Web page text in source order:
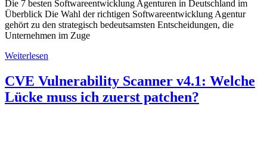
Die 7 besten Softwareentwicklung Agenturen in Deutschland im
Überblick Die Wahl der richtigen Softwareentwicklung Agentur
gehört zu den strategisch bedeutsamsten Entscheidungen, die
Unternehmen im Zuge
Weiterlesen
CVE Vulnerability Scanner v4.1: Welche
Lücke muss ich zuerst patchen?